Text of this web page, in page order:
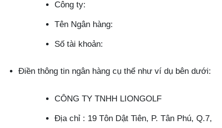
Công ty:
Tên Ngân hàng:
Số tài khoản:
Điền thông tin ngân hàng cụ thể như ví dụ bên dưới:
CÔNG TY TNHH LIONGOLF
Địa chỉ : 19 Tôn Dật Tiên, P. Tân Phú, Q.7,